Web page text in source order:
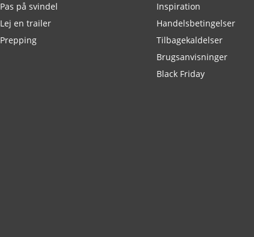
Pas på svindel
Lej en trailer
Prepping
Inspiration
Handelsbetingelser
Tilbagekaldelser
Brugsanvisninger
Black Friday